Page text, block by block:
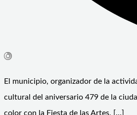
El municipio, organizador de la
cultural del aniversario 479 de la
color con la Fiesta de las Artes, […]